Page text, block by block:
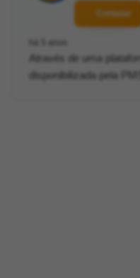
Contatar
há 5 anos
Através de uma
disponibilizada pela